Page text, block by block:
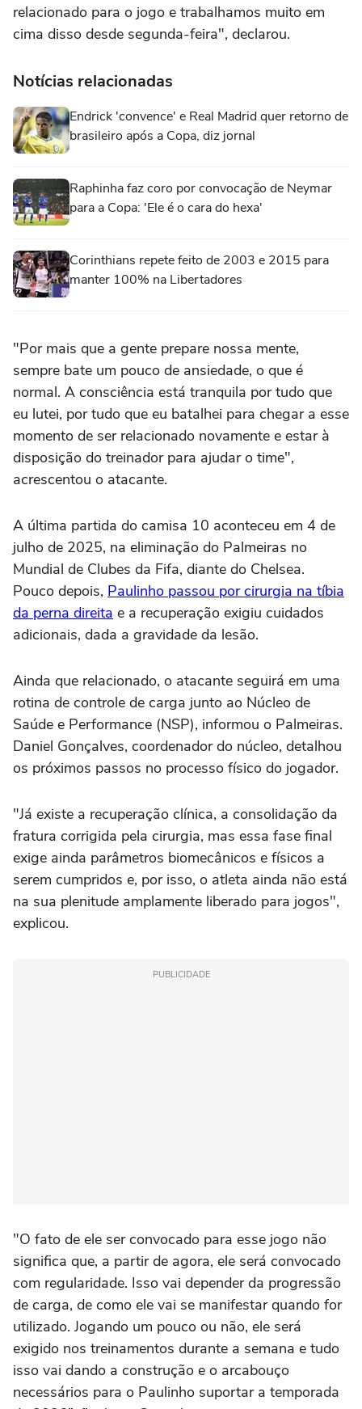
relacionado para o jogo e trabalhamos muito em
cima disso desde segunda-feira", declarou.
Notícias relacionadas
Endrick 'convence' e Real Madrid quer retorno de
brasileiro após a Copa, diz jornal
Raphinha faz coro por convocação de Neymar
para a Copa: 'Ele é o cara do hexa'
Corinthians repete feito de 2003 e 2015 para
manter 100% na Libertadores
"Por mais que a gente prepare nossa mente,
sempre bate um pouco de ansiedade, o que é
normal. A consciência está tranquila por tudo que
eu lutei, por tudo que eu batalhei para chegar a esse
momento de ser relacionado novamente e estar à
disposição do treinador para ajudar o time",
acrescentou o atacante.
A última partida do camisa 10 aconteceu em 4 de
julho de 2025, na eliminação do Palmeiras no
Mundial de Clubes da Fifa, diante do Chelsea.
Pouco depois, Paulinho passou por cirurgia na tíbia
da perna direita e a recuperação exigiu cuidados
adicionais, dada a gravidade da lesão.
Ainda que relacionado, o atacante seguirá em uma
rotina de controle de carga junto ao Núcleo de
Saúde e Performance (NSP), informou o Palmeiras.
Daniel Gonçalves, coordenador do núcleo, detalhou
os próximos passos no processo físico do jogador.
"Já existe a recuperação clínica, a consolidação da
fratura corrigida pela cirurgia, mas essa fase final
exige ainda parâmetros biomecânicos e físicos a
serem cumpridos e, por isso, o atleta ainda não está
na sua plenitude amplamente liberado para jogos",
explicou.
PUBLICIDADE
"O fato de ele ser convocado para esse jogo não
significa que, a partir de agora, ele será convocado
com regularidade. Isso vai depender da progressão
de carga, de como ele vai se manifestar quando for
utilizado. Jogando um pouco ou não, ele será
exigido nos treinamentos durante a semana e tudo
isso vai dando a construção e o arcabouço
necessários para o Paulinho suportar a temporada